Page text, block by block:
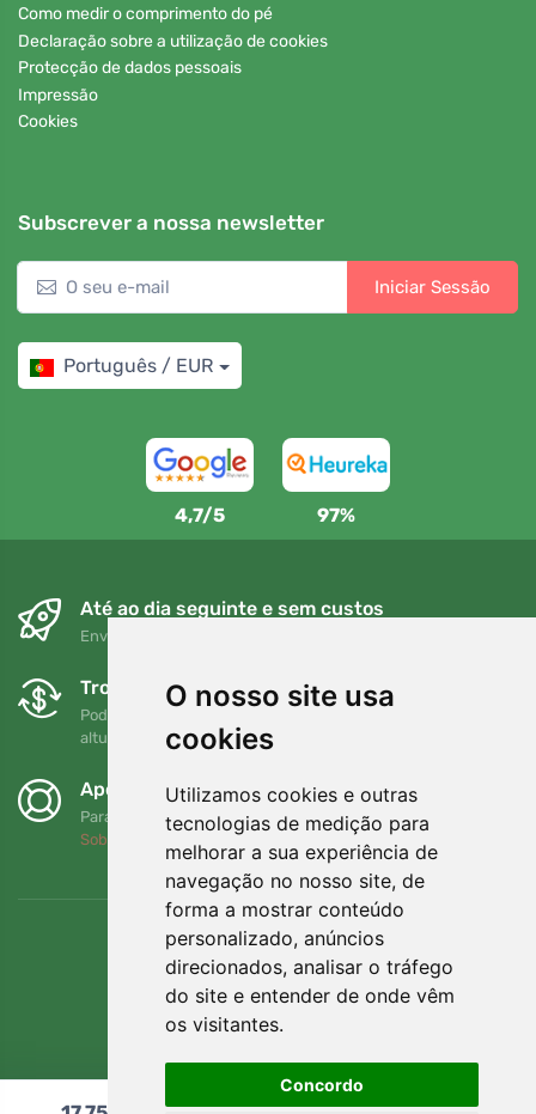
O nosso site usa
cookies
Utilizamos cookies e outras
tecnologias de medição para
melhorar a sua experiência de
navegação no nosso site, de
forma a mostrar conteúdo
personalizado, anúncios
direcionados, analisar o tráfego
do site e entender de onde vêm
os visitantes.
Concordo
Como medir o comprimento do pé
Declaração sobre a utilização de cookies
Protecção de dados pessoais
Impressão
Cookies
Subscrever a nossa newsletter
Iniciar Sessão
Português / EUR
4,7/5 97%
Até ao dia seguinte e sem custos
Envio gratuito para encomendas superiores a 80 EUR
Trocas e devoluções gratuitas
Pode devolver ou trocar a sua encomenda em qualquer
altura no prazo de 90 dias
Apoiamos a Trees.org
Para cada encomenda plantamos uma árvore! Leia mais
Sobre nós